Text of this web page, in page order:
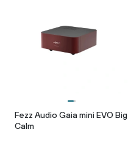
Fezz Audio Gaia mini EVO Big
Calm